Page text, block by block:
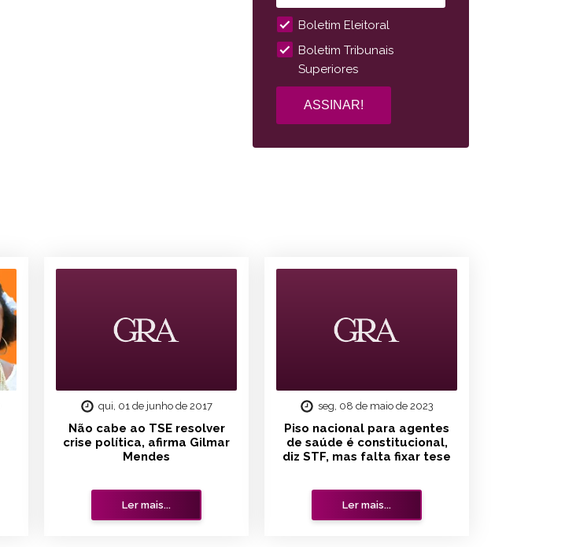
Boletim Eleitoral
Boletim Tribunais
Superiores
qui, 01 de junho de 2017
Não cabe ao TSE resolver
crise política, afirma Gilmar
Mendes
Ler mais...
seg, 08 de maio de 2023
Piso nacional para agentes
de saúde é constitucional,
diz STF, mas falta fixar tese
Ler mais...